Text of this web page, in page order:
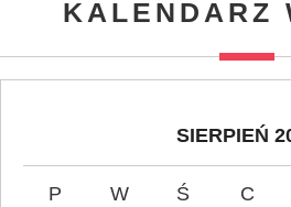
KALENDARZ
SIERPIEŃ
P W Ś C